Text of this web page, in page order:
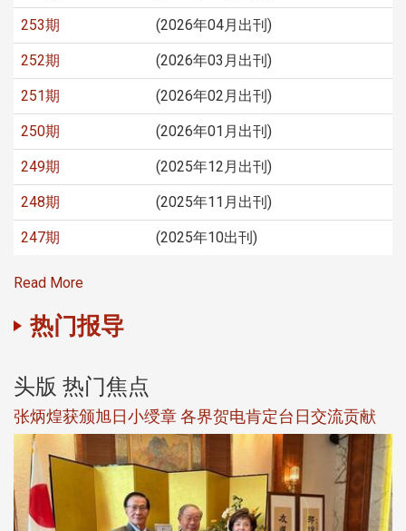
253期 (2026年04月出刊)
252期 (2026年03月出刊)
251期 (2026年02月出刊)
250期 (2026年01月出刊)
249期 (2025年12月出刊)
248期 (2025年11月出刊)
247期 (2025年10出刊)
Read More
热门报导
头版 热门焦点
张炳煌获颁旭日小绶章 各界贺电肯定台日交流贡献